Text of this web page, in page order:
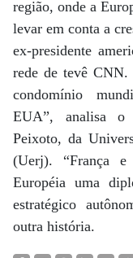
região, onde a
levar em conta a
ex-presidente
rede de tevê CNN.
condomínio
EUA”, analisa o
Peixoto, da
(Uerj). “França
Européia uma
estratégico
outra história.